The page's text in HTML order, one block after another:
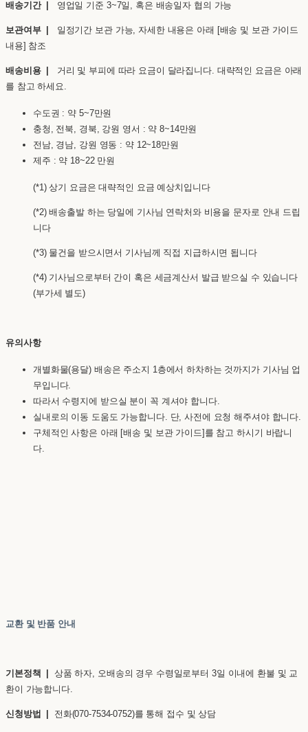
배송기간 | 영업일 기준 3~7일, 혹은 배송일자 협의 가능
보관여부 | 일정기간 보관 가능, 자세한 내용은 아래 [배송 및 보관 가이드
내용] 참조
배송비용 | 거리 및 부피에 따라 요금이 달라집니다. 대략적인 요금은 아래
를 참고 하세요.
수도권 : 약 5~7만원
충청, 전북, 경북, 강원 영서 : 약 8~14만원
전남, 경남, 강원 영동 : 약 12~18만원
제주 : 약 18~22 만원
(*1) 상기 요금은 대략적인 요금 예상치입니다
(*2) 배송출발 하는 당일에 기사님 연락처와 비용을 문자로 안내 드립
니다
(*3) 물건을 받으시면서 기사님께 직접 지급하시면 됩니다
(*4) 기사님으로부터 간이 혹은 세금계산서 발급 받으실 수 있습니다
(부가세 별도)
유의사항
개별화물(용달) 배송은 주소지 1층에서 하차하는 것까지가 기사님 업
무입니다.
따라서 수령지에 받으실 분이 꼭 계셔야 합니다.
실내로의 이동 도움도 가능합니다. 단, 사전에 요청 해주셔야 합니다.
구체적인 사항은 아래 [배송 및 보관 가이드]를 참고 하시기 바랍니
다.
교환 및 반품 안내
기본정책 | 상품 하자, 오배송의 경우 수령일로부터 3일 이내에 환불 및 교
환이 가능합니다.
신청방법 | 전화(070-7534-0752)를 통해 접수 및 상담